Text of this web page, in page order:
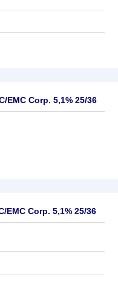
EMC Corp. 5,1% 25/36
Corp. 5,1% 25/36